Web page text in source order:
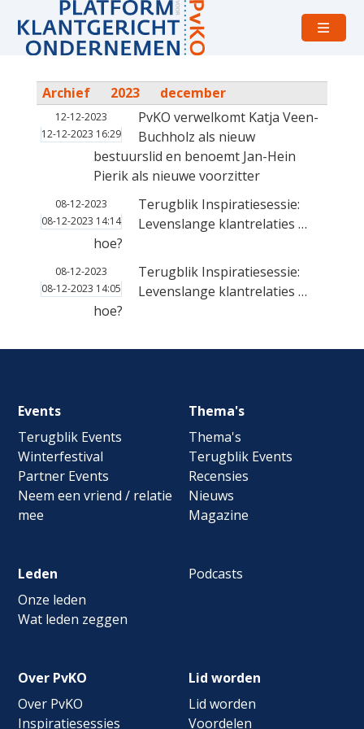
Open
Archief 2023 december
12-12-2023
12-12-2023 16:29
PvKO verwelkomt Katja Veen-
Buchholz als nieuw
bestuurslid en benoemt Jan-Hein
Pierik als nieuwe voorzitter
08-12-2023
08-12-2023 14:14
Terugblik Inspiratiesessie:
Levenslange klantrelaties …
hoe?
08-12-2023
08-12-2023 14:05
Terugblik Inspiratiesessie:
Levenslange klantrelaties …
hoe?
Footer
navigation
Events
Terugblik Events
Winterfestival
Partner Events
Neem een vriend / relatie
mee
Thema's
Thema's
Terugblik Events
Recensies
Nieuws
Magazine
Leden
Onze leden
Wat leden zeggen
Podcasts
Over PvKO
Over PvKO
Inspiratiesessies
Lid worden
Lid worden
Voordelen